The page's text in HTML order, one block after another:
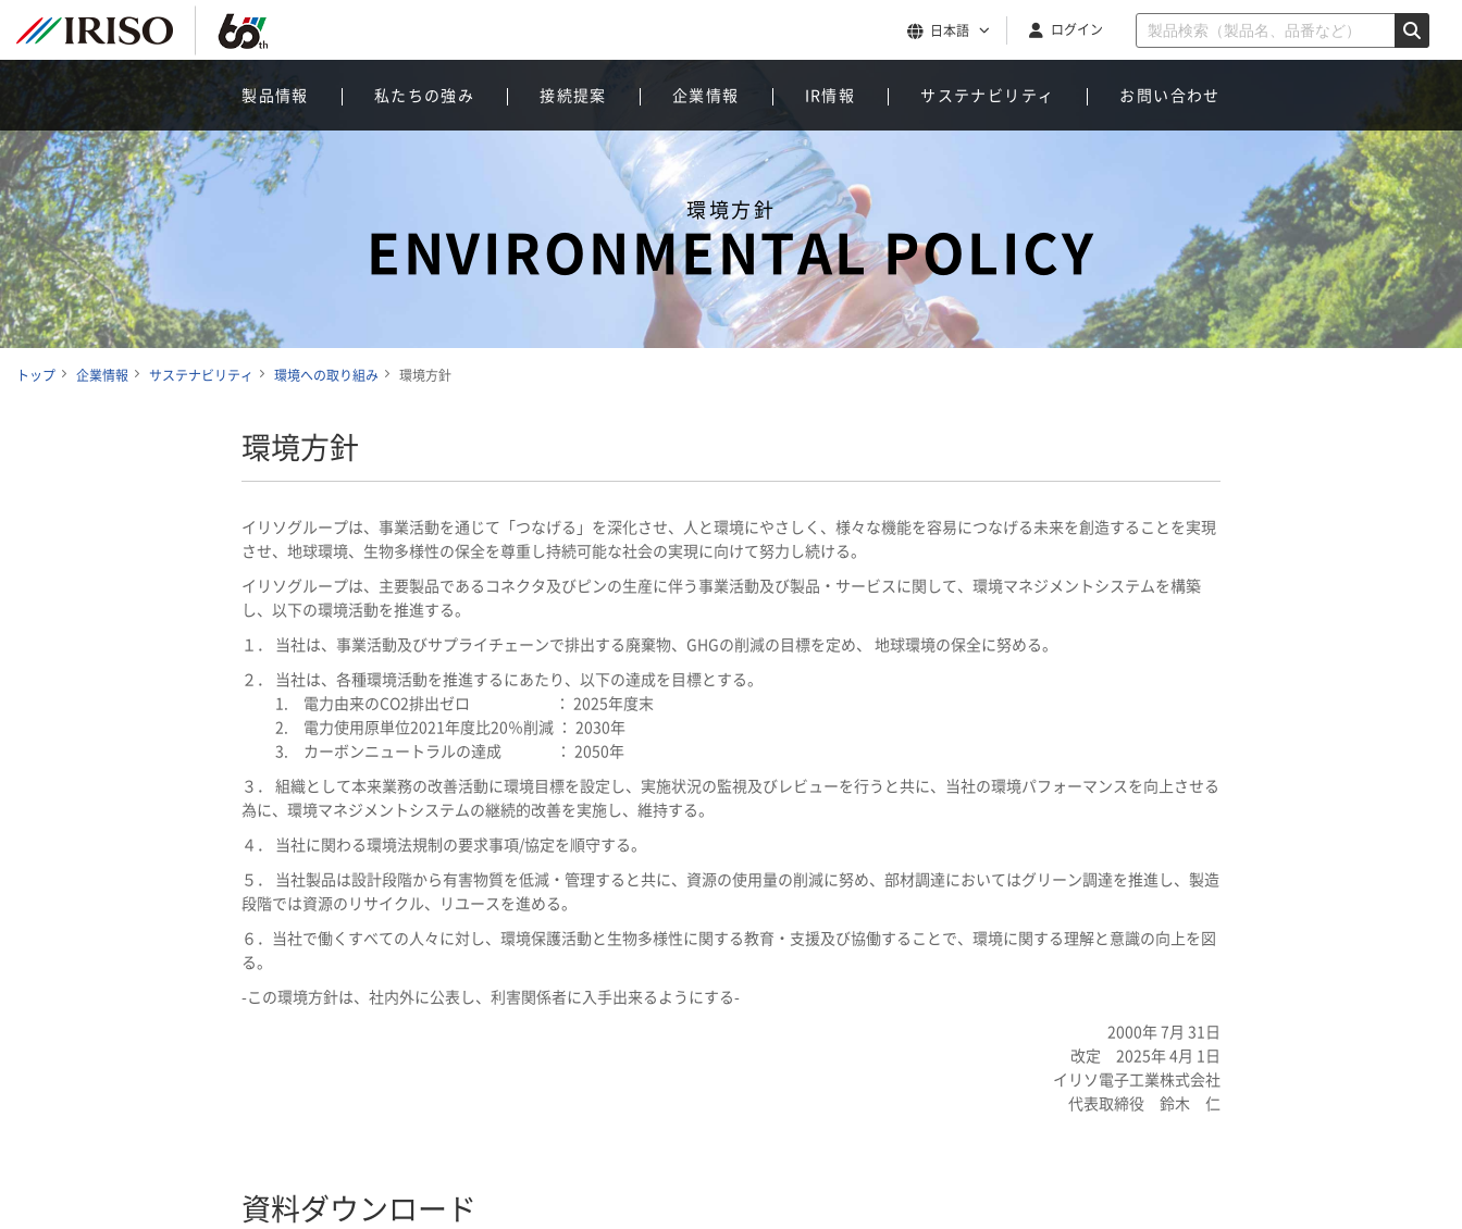
日本語 ログイン
製品情報 私たちの強み 接続提案 企業情報 IR情報 サステナビリティ お問い合わせ
環境方針
ENVIRONMENTAL POLICY
トップ 企業情報 サステナビリティ 環境への取り組み 環境方針
環境方針
イリソグループは、事業活動を通じて「つなげる」を深化させ、人と環境にやさしく、様々な機能を容易につなげる未来を創造することを実現
させ、地球環境、生物多様性の保全を尊重し持続可能な社会の実現に向けて努力し続ける。
イリソグループは、主要製品であるコネクタ及びピンの生産に伴う事業活動及び製品・サービスに関して、環境マネジメントシステムを構築
し、以下の環境活動を推進する。
１． 当社は、事業活動及びサプライチェーンで排出する廃棄物、GHGの削減の目標を定め、 地球環境の保全に努める。
２． 当社は、各種環境活動を推進するにあたり、以下の達成を目標とする。
1. 電力由来のCO2排出ゼロ
： 2025年度末
2. 電力使用原単位2021年度比20％削減 ： 2030年
3. カーボンニュートラルの達成
： 2050年
３． 組織として本来業務の改善活動に環境目標を設定し、実施状況の監視及びレビューを行うと共に、当社の環境パフォーマンスを向上させる
為に、環境マネジメントシステムの継続的改善を実施し、維持する。
４． 当社に関わる環境法規制の要求事項/協定を順守する。
５． 当社製品は設計段階から有害物質を低減・管理すると共に、資源の使用量の削減に努め、部材調達においてはグリーン調達を推進し、製造
段階では資源のリサイクル、リユースを進める。
６．当社で働くすべての人々に対し、環境保護活動と生物多様性に関する教育・支援及び協働することで、環境に関する理解と意識の向上を図
る。
-この環境方針は、社内外に公表し、利害関係者に入手出来るようにする-
2000年 7月 31日
改定 2025年 4月 1日
イリソ電子工業株式会社
代表取締役 鈴木 仁
資料ダウンロード